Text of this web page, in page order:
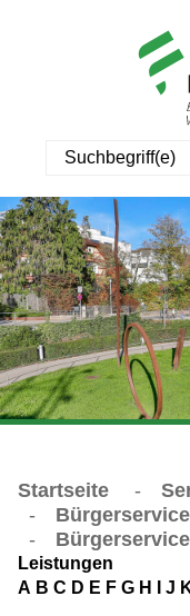
Startseite -
-
-
Bürgerservice
Leistungen
A B C D E F G H J